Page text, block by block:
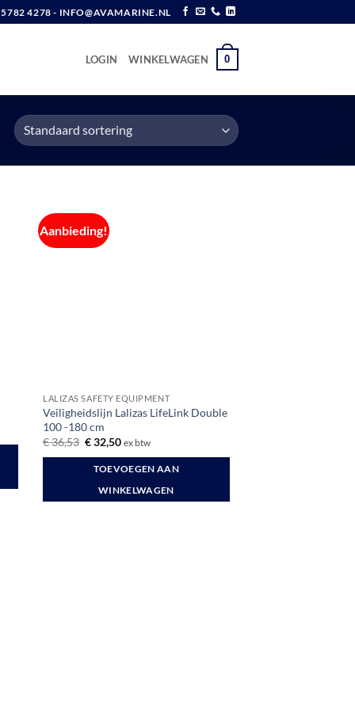
5782 4278 - INFO@AVAMARINE.NL
LOGIN WINKELWAGEN 0
Aanbieding!
LALIZAS SAFETY EQUIPMENT
Veiligheidslijn Lalizas LifeLink Double
100 -180 cm
€36,53 Oorspronkelijke
prijs
was:
€ 36,53.
€32,50Huidige
is:
€ 32,50.
ex btw
TOEVOEGEN AAN
WINKELWAGEN